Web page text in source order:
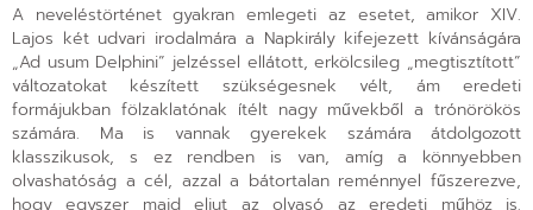
A neveléstörténet gyakran emlegeti az esetet, amikor XIV.
Lajos két udvari irodalmára a Napkirály kifejezett kívánságára
„Ad usum Delphini” jelzéssel ellátott, erkölcsileg „megtisztított”
változatokat készített szükségesnek vélt, ám eredeti
formájukban fölzaklatónak ítélt nagy művekből a trónörökös
számára. Ma is vannak gyerekek számára átdolgozott
klasszikusok, s ez rendben is van, amíg a könnyebben
olvashatóság a cél, azzal a bátortalan reménnyel fűszerezve,
hogy egyszer majd eljut az olvasó az eredeti műhöz is.